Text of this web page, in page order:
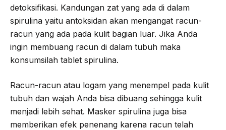
detoksifikasi. Kandungan zat yang ada di dalam
spirulina yaitu antoksidan akan mengangat racun-
racun yang ada pada kulit bagian luar. Jika Anda
ingin membuang racun di dalam tubuh maka
konsumsilah tablet spirulina.
Racun-racun atau logam yang menempel pada kulit
tubuh dan wajah Anda bisa dibuang sehingga kulit
menjadi lebih sehat. Masker spirulina juga bisa
memberikan efek penenang karena racun telah